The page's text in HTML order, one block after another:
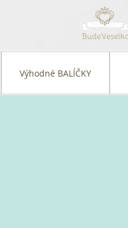
Výhodné BALÍČKY